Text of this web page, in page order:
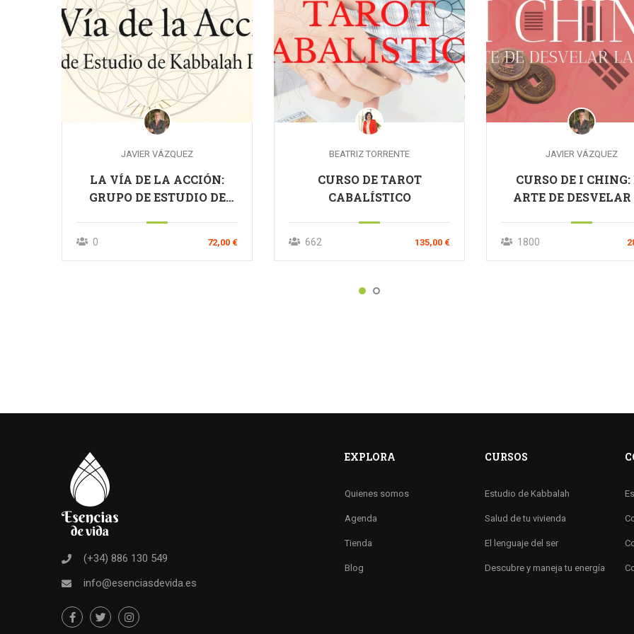
JAVIER VÁZQUEZ
LA VÍA DE LA ACCIÓN:
GRUPO DE ESTUDIO DE
0 72,00 €
BEATRIZ TORRENTE
CURSO DE TAROT
CABALÍSTICO
662 135,00 €
JAVIER VÁZQUEZ
CURSO DE I CHING:
ARTE DE
1800
(+34) 886 130 549
info@esenciasdevida.es
EXPLORA
Quienes somos
Agenda
Tienda
Blog
CURSOS
Estudio de Kabbalah
Salud de tu vivienda
El lenguaje del ser
Descubre y maneja tu energía